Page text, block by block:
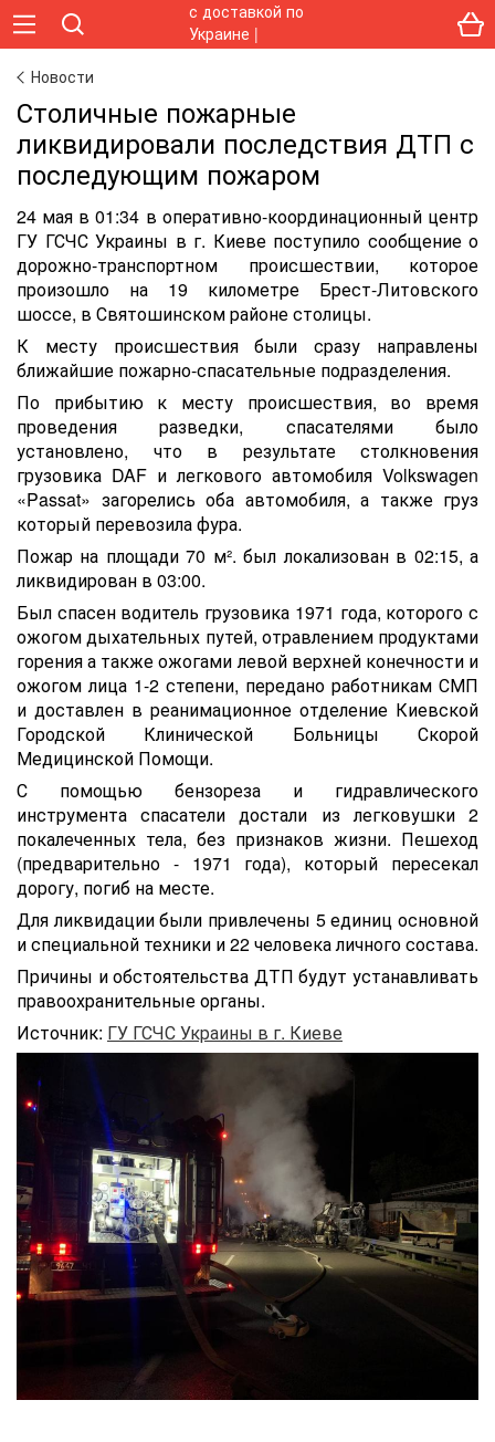
Новости
Столичные пожарные
ликвидировали последствия ДТП с
последующим пожаром
24 мая в 01:34 в оперативно-координационный центр
ГУ ГСЧС Украины в г. Киеве поступило сообщение о
дорожно-транспортном происшествии, которое
произошло на 19 километре Брест-Литовского
шоссе, в Святошинском районе столицы.
К месту происшествия были сразу направлены
ближайшие пожарно-спасательные подразделения.
По прибытию к месту происшествия, во время
проведения разведки, спасателями было
установлено, что в результате столкновения
грузовика DAF и легкового автомобиля Volkswagen
«Passat» загорелись оба автомобиля, а также груз
который перевозила фура.
Пожар на площади 70 м². был локализован в 02:15, а
ликвидирован в 03:00.
Был спасен водитель грузовика 1971 года, которого с
ожогом дыхательных путей, отравлением продуктами
горения а также ожогами левой верхней конечности и
ожогом лица 1-2 степени, передано работникам СМП
и доставлен в реанимационное отделение Киевской
Городской Клинической Больницы Скорой
Медицинской Помощи.
С помощью бензореза и гидравлического
инструмента спасатели достали из легковушки 2
покалеченных тела, без признаков жизни. Пешеход
(предварительно - 1971 года), который пересекал
дорогу, погиб на месте.
Для ликвидации были привлечены 5 единиц основной
и специальной техники и 22 человека личного состава.
Причины и обстоятельства ДТП будут устанавливать
правоохранительные органы.
Источник: ГУ ГСЧС Украины в г. Киеве